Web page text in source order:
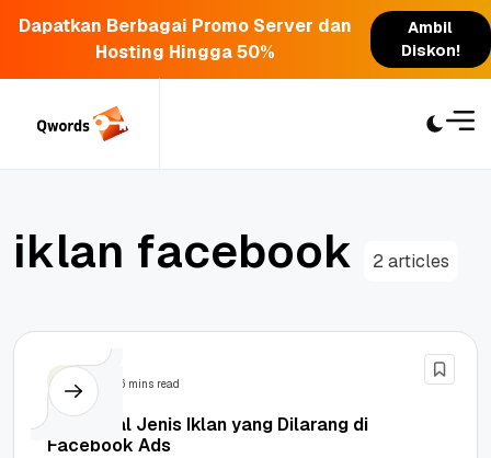
Dapatkan Berbagai Promo Server dan
Hosting Hingga 50%
Ambil
Diskon!
iklan facebook 2 articles
6 mins read
Mengenal Jenis Iklan yang Dilarang di
Facebook Ads